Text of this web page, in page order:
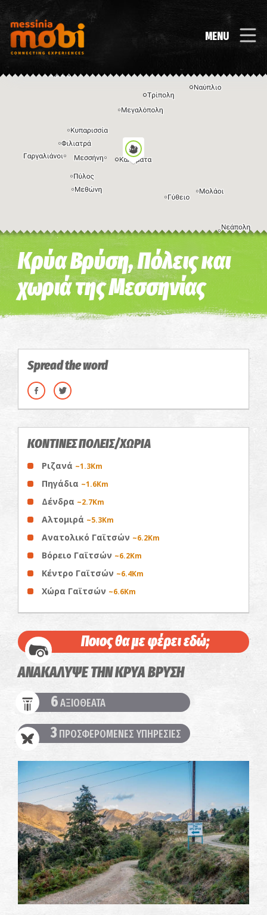
MENU
Η εικόνα ενδέχεται να υπόκειται σε πνευματικά δικαιώματα Όροι
Κρύα Βρύση, Πόλεις και
χωριά της Μεσσηνίας
Spread the word
ΚΟΝΤΙΝΕΣ ΠΟΛΕΙΣ/ΧΩΡΙΑ
Ριζανά ~1.3Km
Πηγάδια ~1.6Km
Δένδρα ~2.7Km
Αλτομιρά ~5.3Km
Ανατολικό Γαϊτσών ~6.2Km
Βόρειο Γαϊτσών ~6.2Km
Κέντρο Γαϊτσών ~6.4Km
Χώρα Γαϊτσών ~6.6Km
Ποιος θα με φέρει εδώ;
ΑΝΑΚΑΛΥΨΕ ΤΗΝ ΚΡΥΑ ΒΡΥΣΗ
6ΑΞΙΟΘΕΑΤΑ
3 ΠΡΟΣΦΕΡΟΜΕΝΕΣ ΥΠΗΡΕΣΙΕΣ